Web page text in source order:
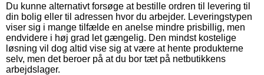
Du kunne alternativt forsøge at bestille ordren til levering til
din bolig eller til adressen hvor du arbejder. Leveringstypen
viser sig i mange tilfælde en anelse mindre prisbillig, men
endvidere i høj grad let gængelig. Den mindst kostelige
løsning vil dog altid vise sig at være at hente produkterne
selv, men det beroer på at du bor tæt på netbutikkens
arbejdslager.